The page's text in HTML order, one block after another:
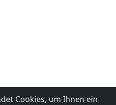
Cookies, um Ihnen ein